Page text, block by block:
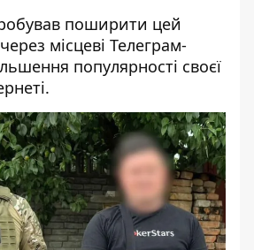
поширити цей
місцеві Телеграм-
популярності своєї